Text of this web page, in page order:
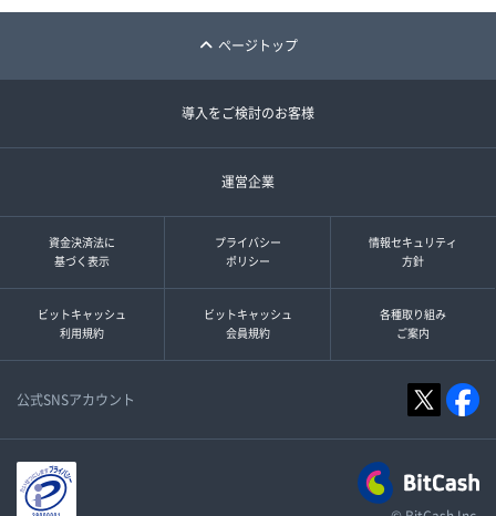
ページトップ
導入をご検討のお客様
運営企業
資金決済法に
基づく表示
プライバシー
ポリシー
情報セキュリティ
方針
ビットキャッシュ
利用規約
ビットキャッシュ
会員規約
各種取り組み
ご案内
公式SNSアカウント